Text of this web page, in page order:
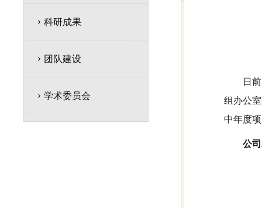
科研成果
团队建设
学术委员会
日
组办公
中年度
公